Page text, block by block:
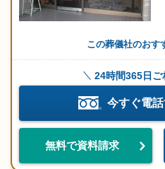
この葬儀社のおす
24時間365日ご
今すぐ電
無料で資料請求